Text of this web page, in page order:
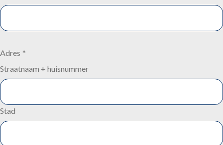
Adres *
Straatnaam + huisnummer
Stad